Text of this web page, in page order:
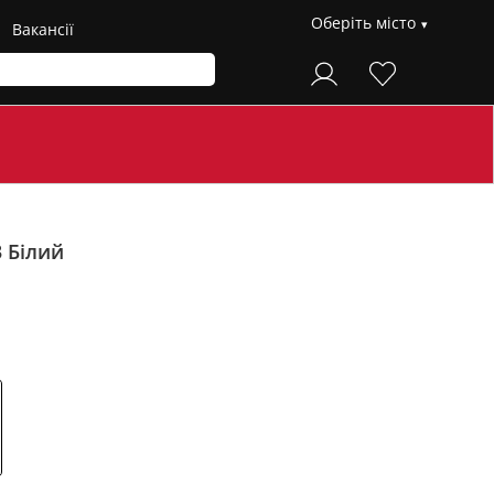
Вакансії Оберіть місто
Білий